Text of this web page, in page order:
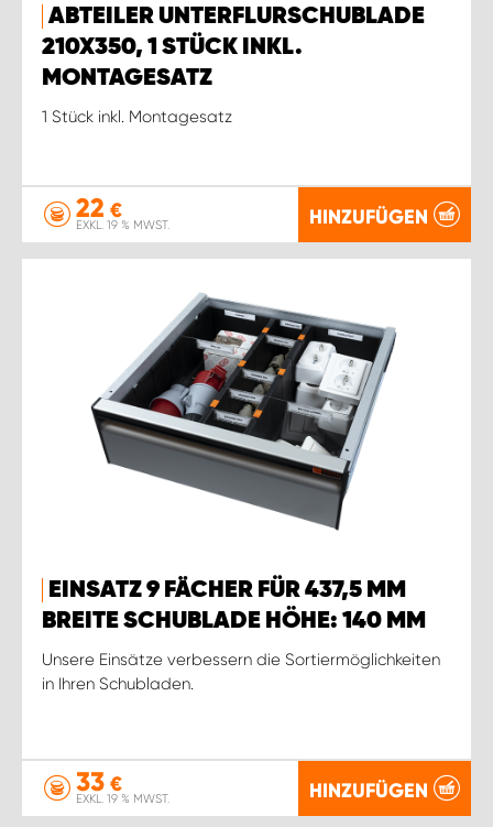
ABTEILER UNTERFLURSCHUBLADE
210X350, 1 STÜCK INKL.
MONTAGESATZ
1 Stück inkl. Montagesatz
22 €
EXKL. 19 % MWST. HINZUFÜGEN
EINSATZ 9 FÄCHER FÜR 437,5 MM
BREITE SCHUBLADE HÖHE: 140 MM
Unsere Einsätze verbessern die Sortiermöglichkeiten
in Ihren Schubladen.
33 €
EXKL. 19 % MWST. HINZUFÜGEN